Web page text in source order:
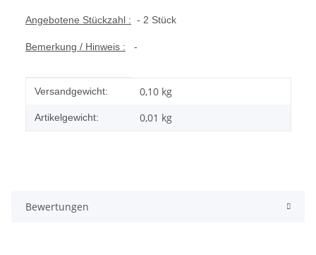
Angebotene Stückzahl : - 2 Stück
Bemerkung / Hinweis : -
Produkteigenschaft
Wert
Versandgewicht: 0,10 kg
Artikelgewicht: 0,01 kg
Bewertungen